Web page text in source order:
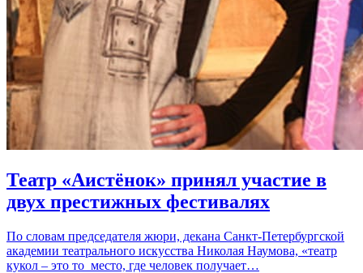
Театр «Аистёнок» принял участие в
двух престижных фестивалях
По словам председателя жюри, декана Санкт-Петербургской
академии театрального искусства Николая Наумова, «театр
кукол – это то место, где человек получает…